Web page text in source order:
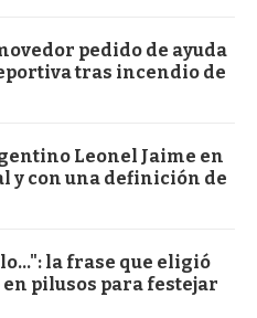
pedido de ayuda
tras incendio de
Leonel Jaime en
y con una definición de
la frase que eligió
pilusos para festejar